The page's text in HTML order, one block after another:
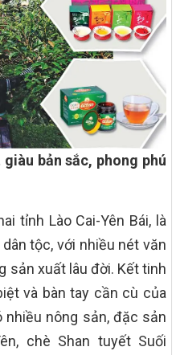
bản sắc, phong phú
tỉnh Lào Cai-Yên Bái, là
tộc, với nhiều nét văn
sản xuất lâu đời. Kết tinh
và bàn tay cần cù của
nhiều nông sản, đặc sản
chè Shan tuyết Suối